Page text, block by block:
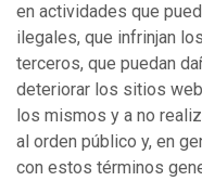
en actividades que
ilegales, que infrinjan
terceros, que puedan
deteriorar los sitios
los mismos y a no
al orden público y, en
con estos términos